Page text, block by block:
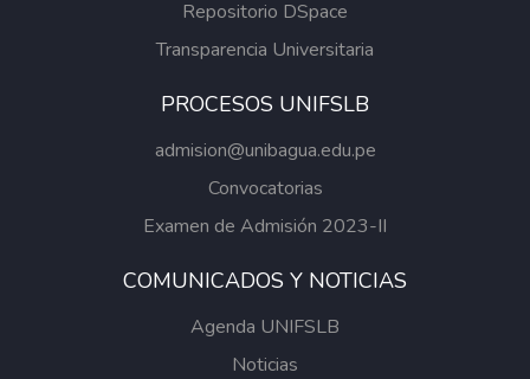
Repositorio DSpace
Transparencia Universitaria
PROCESOS UNIFSLB
admision@unibagua.edu.pe
Convocatorias
Examen de Admisión 2023-II
COMUNICADOS Y NOTICIAS
Agenda UNIFSLB
Noticias